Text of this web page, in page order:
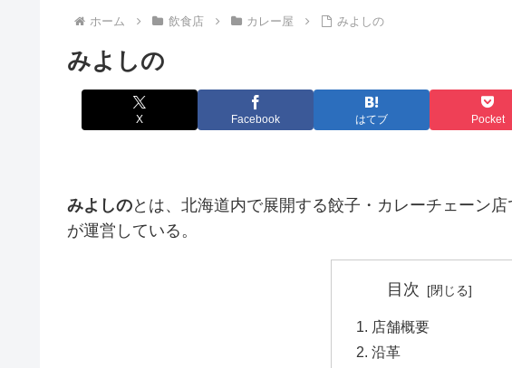
ホーム 飲食店 カレー屋 みよしの
みよしの
X Facebook はてブ Pocket
みよしのとは、北海道内で展開する餃子・カレーチェーン
が運営している。
目次
店舗概要
沿革